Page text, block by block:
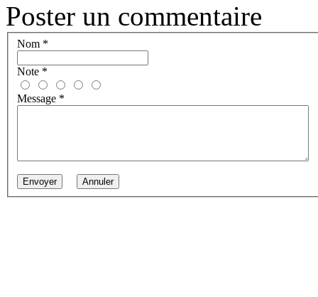
Poster un commentaire
Nom *
Note *
Message *